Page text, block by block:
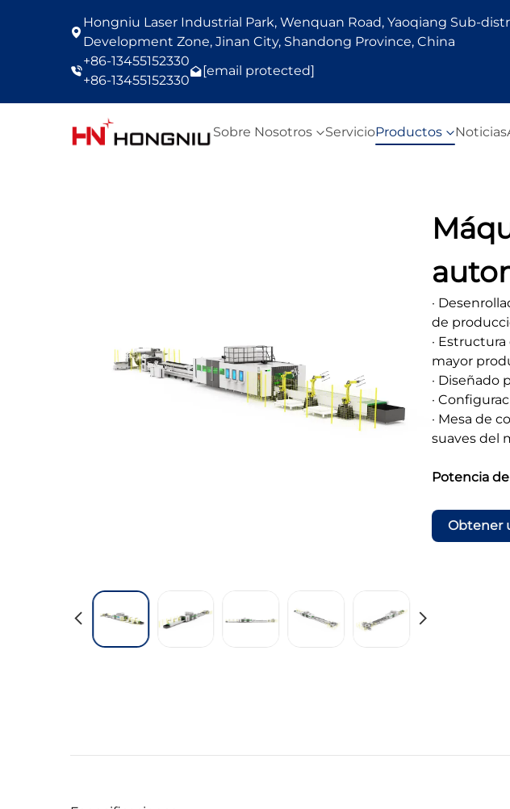
Hongniu Laser Industrial Park, Wenquan Road, Yaoqiang Sub-
Development Zone, Jinan City, Shandong Province, China
+86-13455152330
+86-13455152330
[email protected]
Sobre Nosotros ServicioProductos Noticias
·
de
·
mayor
· Diseñado
·
· Mesa de
suaves del
Potencia
Obtener